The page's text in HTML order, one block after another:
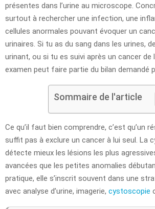
présentes dans l’urine au microscope.
surtout à rechercher une infection, une
cellules anormales pouvant évoquer un
urinaires. Si tu as du sang dans les urines,
urinant, ou si tu es suivi après un cancer de
examen peut faire partie du bilan demandé
Sommaire de l'article
Ce qu’il faut bien comprendre, c’est qu’un
suffit pas à exclure un cancer à lui seul. La
détecte mieux les lésions les plus
avancées que les petites anomalies
pratique, elle s’inscrit souvent dans une
avec analyse d’urine, imagerie, cystoscopie